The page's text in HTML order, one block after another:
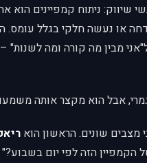
שיווק: ניתוח קמפיינים הוא
או נעשה חלקי בגלל עומס.
מבין מה קורה ומה
הזה לפי יום בשבוע?"